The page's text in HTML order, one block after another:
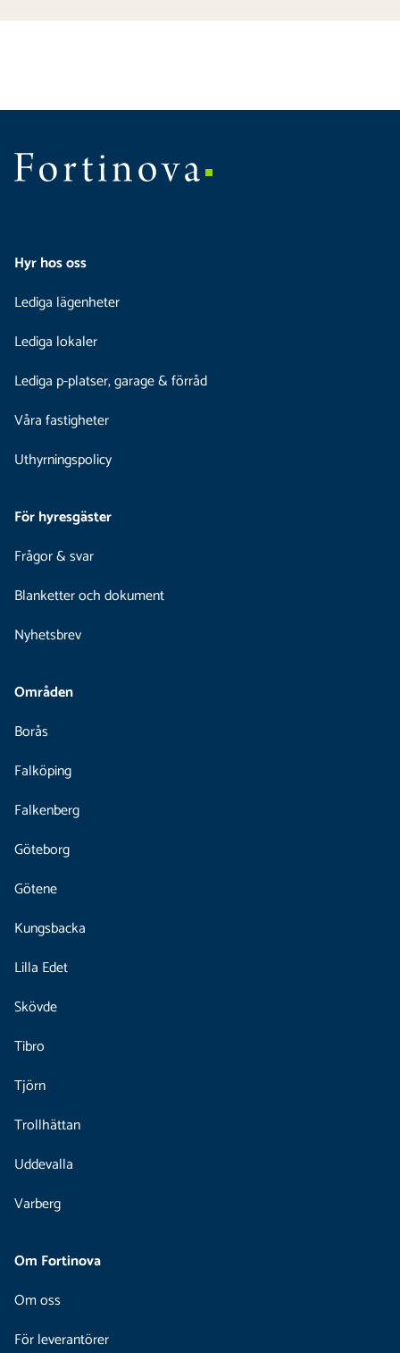
Hyr hos oss
Lediga lägenheter
Lediga lokaler
Lediga p-platser, garage & förråd
Våra fastigheter
Uthyrningspolicy
För hyresgäster
Frågor & svar
Blanketter och dokument
Nyhetsbrev
Områden
Borås
Falköping
Falkenberg
Göteborg
Götene
Kungsbacka
Lilla Edet
Skövde
Tibro
Tjörn
Trollhättan
Uddevalla
Varberg
Om Fortinova
Om oss
För leverantörer